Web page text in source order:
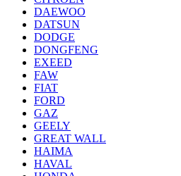
DAEWOO
DATSUN
DODGE
DONGFENG
EXEED
FAW
FIAT
FORD
GAZ
GEELY
GREAT WALL
HAIMA
HAVAL